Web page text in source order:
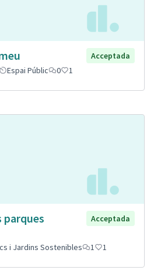
Acceptada
Espai Públic 0 1
parques
Acceptada
i Jardins Sostenibles 1 1